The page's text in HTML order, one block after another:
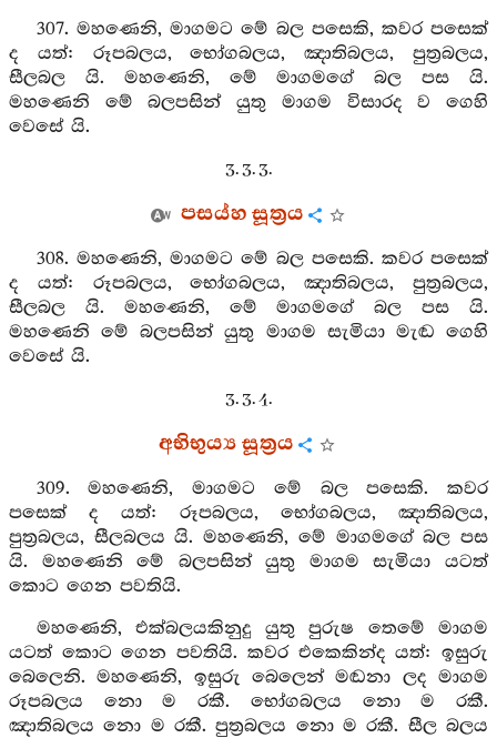
307. මහණෙනි, මාගමට මේ බල පසෙකි, කවර පසෙක්
ද යත්: රූපබලය, භෝගබලය, ඤාතිබලය, පුත්‍රබලය,
සීලබල යි. මහණෙනි, මේ මාගමගේ බල පස යි.
මහණෙනි මේ බලපසින් යුතු මාගම විසාරද ව ගෙහි
වෙසේ යි.
3. 3. 3.
පසය්හ සූත්‍රය
308. මහණෙනි, මාගමට මේ බල පසෙකි. කවර පසෙක්
ද යත්: රූපබලය, භෝගබලය, ඤාතිබලය, පුත්‍රබලය,
සීලබල යි. මහණෙනි, මේ මාගමගේ බල පස යි.
මහණෙනි මේ බලපසින් යුතු මාගම සැමියා මැඬ ගෙහි
වෙසේ යි.
3. 3. 4.
අභිභුය්‍ය සූත්‍රය
309. මහණෙනි, මාගමට මේ බල පසෙකි. කවර
පසෙක් ද යත්: රූපබලය, භෝගබලය, ඤාතිබලය,
පුත්‍රබලය, සීලබලය යි. මහණෙනි, මේ මාගමගේ බල පස
යි. මහණෙනි මේ බලපසින් යුතු මාගම සැමියා යටත්
කොට ගෙන පවතියි.
මහණෙනි, එක්බලයකිනුදු යුතු පුරුෂ තෙමේ මාගම
යටත් කොට ගෙන පවතියි. කවර එකෙකින්ද යත්: ඉසුරු
බෙලෙනි. මහණෙනි, ඉසුරු බෙලෙන් මඬනා ලද මාගම
රූපබලය නො ම රකී. භෝගබලය නො ම රකී.
ඤාතිබලය නො ම රකී. පුත්‍රබලය නො ම රකී. සීල බලය